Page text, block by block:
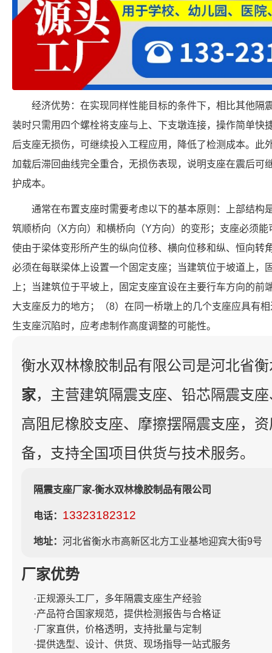
经济优势：在实现同样性能目标的条件下，相比其他隔
装时只需用四个螺栓将支座与上、下支墩连接，操作简单快
后支座无损伤，可继续投入工程应用，降低了检测成本。此
加载后滞回曲线完全重合，无损伤表现，说明支座在震后可
护成本。
通常在布置支座时需要考虑以下的基本原则：上部结构
筑顺桥向（X方向）和横桥向（Y方向）的变形；支座必须
使由于梁体变形所产生的纵向位移、横向位移和纵、恒向转
必须在每联梁体上设置一个固定支座；当建筑位于坡道上，
上；当建筑位于平坡上，固定支座宜设在主要行车方向的前
大支座反力的地方；（8）在同一桥墩上的几个支座应具有
生支座沉陷时，应考虑制作高度调整的可能性。
衡水双林橡胶制品有限公司是河北省
家，主营建筑隔震支座、铅芯隔震支
高阻尼橡胶支座、摩擦摆隔震支座，
备，支持全国项目供货与技术服务。
隔震支座厂家-衡水双林橡胶制品有限公司
电话： 13323182312
地址： 河北省衡水市高新区北方工业基地迎宾大街9号
厂家优势
·正规源头工厂，多年隔震支座生产经验
·产品符合国家规范，提供检测报告与合格证
·厂家直供，价格透明，支持批量与定制
·提供选型、设计、供货、现场指导一站式服务